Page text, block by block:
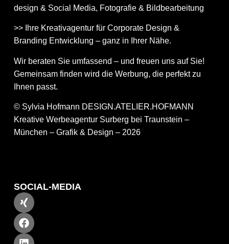
design & Social Media, Fotografie & Bildbear­bei­tung
>> Ihre Kreativagentur für Corporate Design &
Branding Entwicklung – ganz in Ihrer Nähe.
Wir beraten Sie umfassend – und freuen uns auf Sie!
Gemeinsam finden wird die Werbung, die perfekt zu
Ihnen passt.
© Sylvia Hofmann DESIGN.ATELIER.HOFMANN
Kreative Werbeagentur Surberg bei Traunstein –
München – Grafik & Design – 2026
SOCIAL-MEDIA